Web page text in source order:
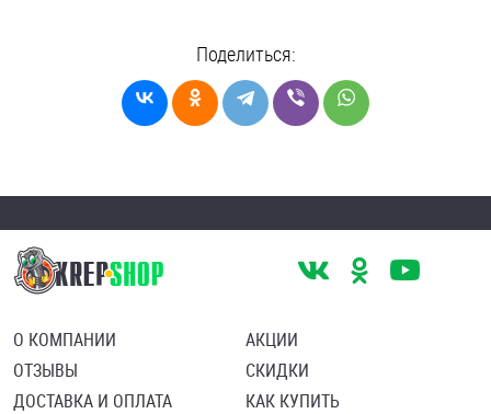
Поделиться:
О КОМПАНИИ
ОТЗЫВЫ
ДОСТАВКА И ОПЛАТА
АКЦИИ
СКИДКИ
КАК КУПИТЬ